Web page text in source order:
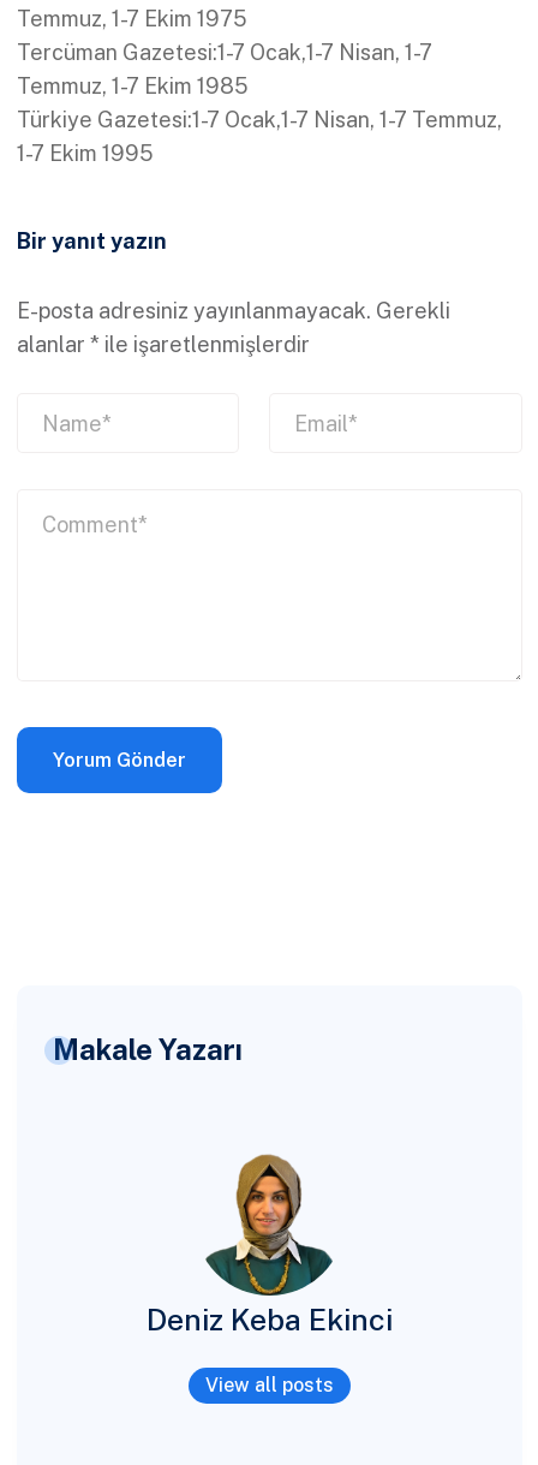
Temmuz, 1-7 Ekim 1975
Tercüman Gazetesi:1-7 Ocak,1-7 Nisan, 1-7
Temmuz, 1-7 Ekim 1985
Türkiye Gazetesi:1-7 Ocak,1-7 Nisan, 1-7 Temmuz,
1-7 Ekim 1995
Bir yanıt yazın
E-posta adresiniz yayınlanmayacak. Gerekli
alanlar * ile işaretlenmişlerdir
Makale Yazarı
Deniz Keba Ekinci
View all posts